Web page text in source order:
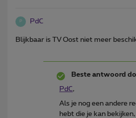
P PdC
Blijkbaar is TV Oost niet meer
Beste antwoord
PdC,
Als je nog een andere
hebt die je kan